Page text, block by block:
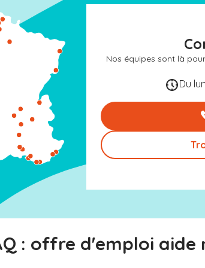
Nos équipes sont là
Du
: offre d'emploi aide